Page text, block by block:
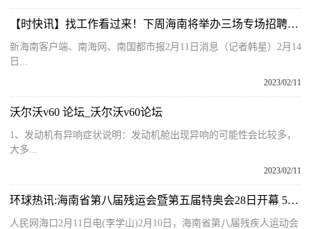
【时快讯】找工作看过来！下周海南将举办三场专场招聘会，时间地点
新海南客户端、南海网、南国都市报2月11日消息（记者韩星）2月14
日...
2023/02/11
沃尔沃v60 论坛_沃尔沃v60论坛
1、发动机有异响症状说明：发动机舱出现异响的可能性会比较多，
大多...
2023/02/11
环球热讯:海南省第八届残运会暨第五届特奥会28日开幕 500名运动员参赛
人民网海口2月11日电(李学山)2月10日，海南省第八届残疾人运动会